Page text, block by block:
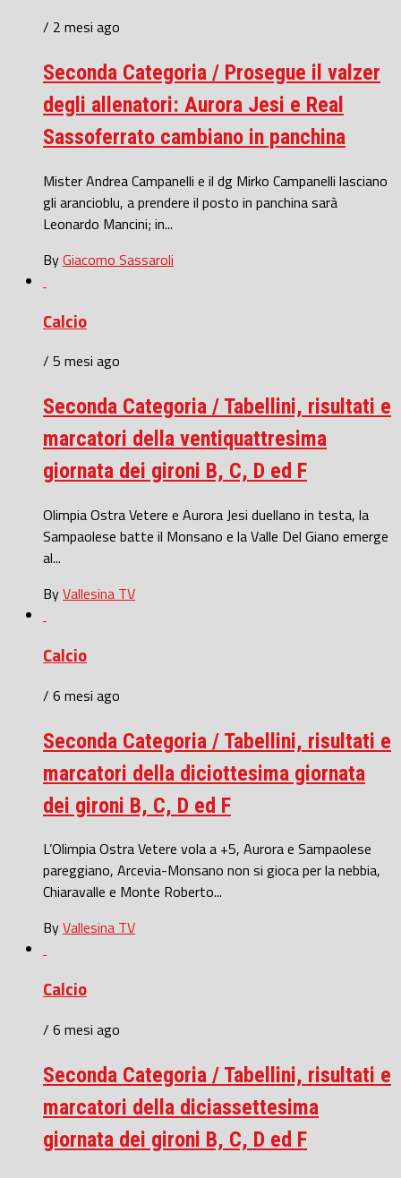
/ 2 mesi ago
Seconda Categoria / Prosegue il valzer
degli allenatori: Aurora Jesi e Real
Sassoferrato cambiano in panchina
Mister Andrea Campanelli e il dg Mirko Campanelli lasciano
gli arancioblu, a prendere il posto in panchina sarà
Leonardo Mancini; in...
ByGiacomo Sassaroli
Calcio
/ 5 mesi ago
Seconda Categoria / Tabellini, risultati e
marcatori della ventiquattresima
giornata dei gironi B, C, D ed F
Olimpia Ostra Vetere e Aurora Jesi duellano in testa, la
Sampaolese batte il Monsano e la Valle Del Giano emerge
al...
ByVallesina TV
Calcio
/ 6 mesi ago
Seconda Categoria / Tabellini, risultati e
marcatori della diciottesima giornata
dei gironi B, C, D ed F
L’Olimpia Ostra Vetere vola a +5, Aurora e Sampaolese
pareggiano, Arcevia-Monsano non si gioca per la nebbia,
Chiaravalle e Monte Roberto...
ByVallesina TV
Calcio
/ 6 mesi ago
Seconda Categoria / Tabellini, risultati e
marcatori della diciassettesima
giornata dei gironi B, C, D ed F